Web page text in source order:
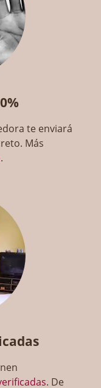
te enviará
Más
.
. De